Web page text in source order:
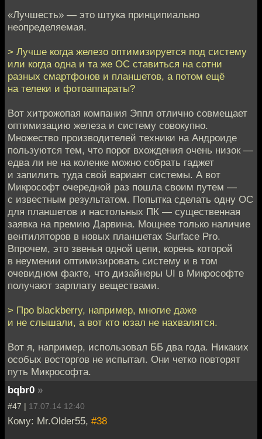
«Лучшесть» — это штука принципиально
неопределяемая.
> Лучше когда железо оптимизируется под систему
или когда одна и та же ОС ставиться на сотни
разных смартфонов и планшетов, а потом ещё
на телеки и фотоаппараты?
Вот хитрожопая компания Эппл отлично совмещает
оптимизацию железа и систему совокупно.
Множество производителей техники на Андроиде
пользуются тем, что порог вхождения очень низок —
едва ли не на коленке можно собрать гаджет
и запилить туда свой вариант системы. А вот
Микрософт очередной раз пошла своим путем —
с известным результатом. Попытка сделать одну ОС
для планшетов и настольных ПК — существенная
заявка на премию Дарвина. Мощнее только наличие
вентиляторов в новых планшетах Surface Pro.
Впрочем, это звенья одной цепи, корень которой
в неумении оптимизировать систему и в том
очевидном факте, что дизайнеры UI в Микрософте
получают зарплату веществами.
> Про blackberry, например, многие даже
и не слышали, а вот кто юзал не нахвалятся.
Вот я, например, использовал ББ два года. Никаких
особых восторгов не испытал. Они четко повторят
путь Микрософта.
bqbr0 »
#47 | 17.07.14 12:40
Кому: Mr.Older55, #38